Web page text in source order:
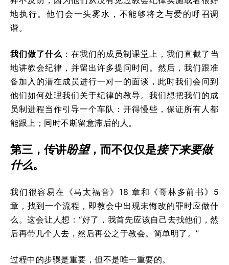
地执行。他们会一头雾水，不能够将之与爱的呼召调
谐。
我们做了什么 ：在我们的成员制课堂上，我们直截了当
地讲教会纪律，并留出许多提问时间。然后，我们跟准
备加入的潜在成员进行一对一的面谈，此时我们会问到
他们如何处理我们关于纪律的教导。我们想把我们的成
员制进程当作引导一个车队：开得慢些，保证所有人都
能跟上；同时不断留意滞后的人。
第三，传讲盼望，而不仅仅是接下来要做
什么。
我们很容易在《马太福音》18 章和《哥林多前书》5
章，找到一个流程，即教会中出现未悔改的罪时应做什
么。这会让人想：“好了，我首先应该自己去找他们，然
后再带几个人去，然后再公之于教会。简单明了。”
过程中的步骤是重要，但不是唯一重要的。